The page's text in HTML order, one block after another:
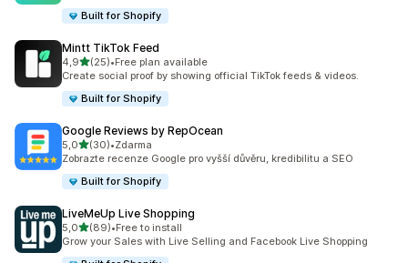
Built for Shopify
Mintt TikTok Feed
4,9z 5 hvězd
(25)
Celkový počet recenzí: 25
•Free plan available
Create social proof by showing official TikTok feeds & videos.
Built for Shopify
Google Reviews by RepOcean
5,0z 5 hvězd
(30)
Celkový počet recenzí: 30
•Zdarma
Zobrazte recenze Google pro vyšší důvěru, kredibilitu a SEO
Built for Shopify
LiveMeUp Live Shopping
5,0z 5 hvězd
(89)
Celkový počet recenzí: 89
•Free to install
Grow your Sales with Live Selling and Facebook Live Shopping